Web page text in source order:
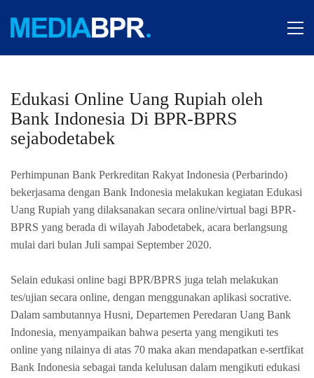
Edukasi Online Uang Rupiah oleh
Bank Indonesia Di BPR-BPRS
sejabodetabek
Perhimpunan Bank Perkreditan Rakyat Indonesia (Perbarindo)
bekerjasama dengan Bank Indonesia melakukan kegiatan Edukasi
Uang Rupiah yang dilaksanakan secara online/virtual bagi BPR-
BPRS yang berada di wilayah Jabodetabek, acara berlangsung
mulai dari bulan Juli sampai September 2020.
Selain edukasi online bagi BPR/BPRS juga telah melakukan
tes/ujian secara online, dengan menggunakan aplikasi socrative.
Dalam sambutannya Husni, Departemen Peredaran Uang Bank
Indonesia, menyampaikan bahwa peserta yang mengikuti tes
online yang nilainya di atas 70 maka akan mendapatkan e-sertfikat
Bank Indonesia sebagai tanda kelulusan dalam mengikuti edukasi